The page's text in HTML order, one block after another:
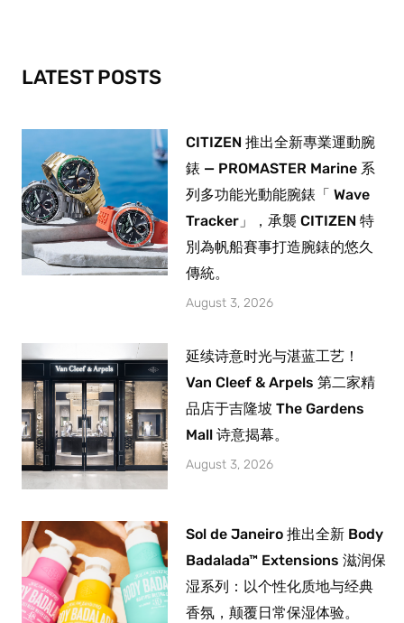
-
f
m
LATEST POSTS
CITIZEN 推出全新專業運動腕
錶 — PROMASTER Marine 系
列多功能光動能腕錶「 Wave
Tracker」，承襲 CITIZEN 特
別為帆船賽事打造腕錶的悠久
傳統。
August 3, 2026
延续诗意时光与湛蓝工艺！
Van Cleef & Arpels 第二家精
品店于吉隆坡 The Gardens
Mall 诗意揭幕。
August 3, 2026
Sol de Janeiro 推出全新 Body
Badalada™ Extensions 滋润保
湿系列：以个性化质地与经典
香氛，颠覆日常保湿体验。